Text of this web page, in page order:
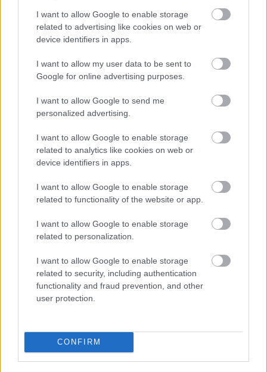
I want to allow Google to enable storage
related to advertising like cookies on web or
device identifiers in apps.
I want to allow my user data to be sent to
Google for online advertising purposes.
I want to allow Google to send me
personalized advertising.
I want to allow Google to enable storage
related to analytics like cookies on web or
device identifiers in apps.
I want to allow Google to enable storage
related to functionality of the website or app.
I want to allow Google to enable storage
related to personalization.
I want to allow Google to enable storage
related to security, including authentication
functionality and fraud prevention, and other
user protection.
CONFIRM